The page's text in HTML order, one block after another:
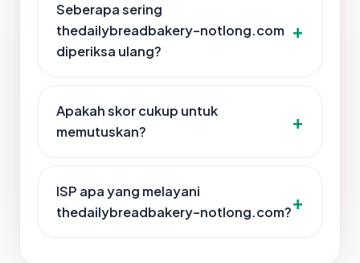
Seberapa sering
thedailybreadbakery-notlong.com
diperiksa ulang?
Apakah skor cukup untuk
memutuskan?
ISP apa yang melayani
thedailybreadbakery-notlong.com?